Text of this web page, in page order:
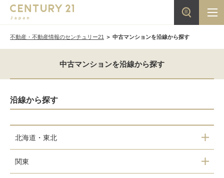
不動産・不動産情報のセンチュリー21 中古マンションを沿線から探す
中古マンションを沿線から探す
沿線から探す
北海道・東北
北海道（196）
関東